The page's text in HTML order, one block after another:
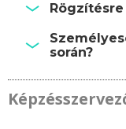
során?